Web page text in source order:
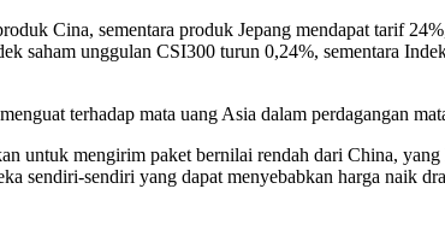
Cina, sementara produk Jepang mendapat tarif
saham unggulan CSI300 turun 0,24%, sementara
terhadap mata uang Asia dalam perdagangan
untuk mengirim paket bernilai rendah dari China,
sendiri-sendiri yang dapat menyebabkan harga naik